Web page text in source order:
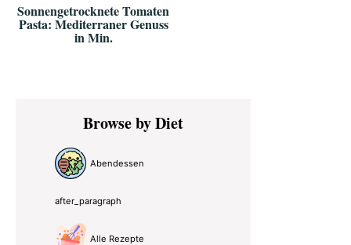
Sonnengetrocknete Tomaten
Pasta: Mediterraner Genuss
in Min.
Primary
SidebarBrowse by Diet
Abendessen
after_paragraph
Alle Rezepte